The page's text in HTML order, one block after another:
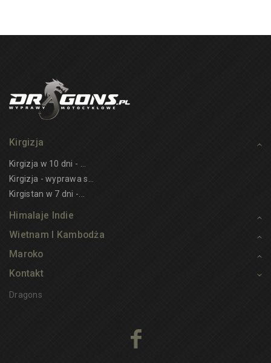
Kirgizja
Kirgizja w 10 dni - ...
Kirgizja - wyprawa s...
Kirgistan w 7 dni -...
Himalaje Indie
Wietnam I Kambodża
Maroko
Kontakt
Dragons